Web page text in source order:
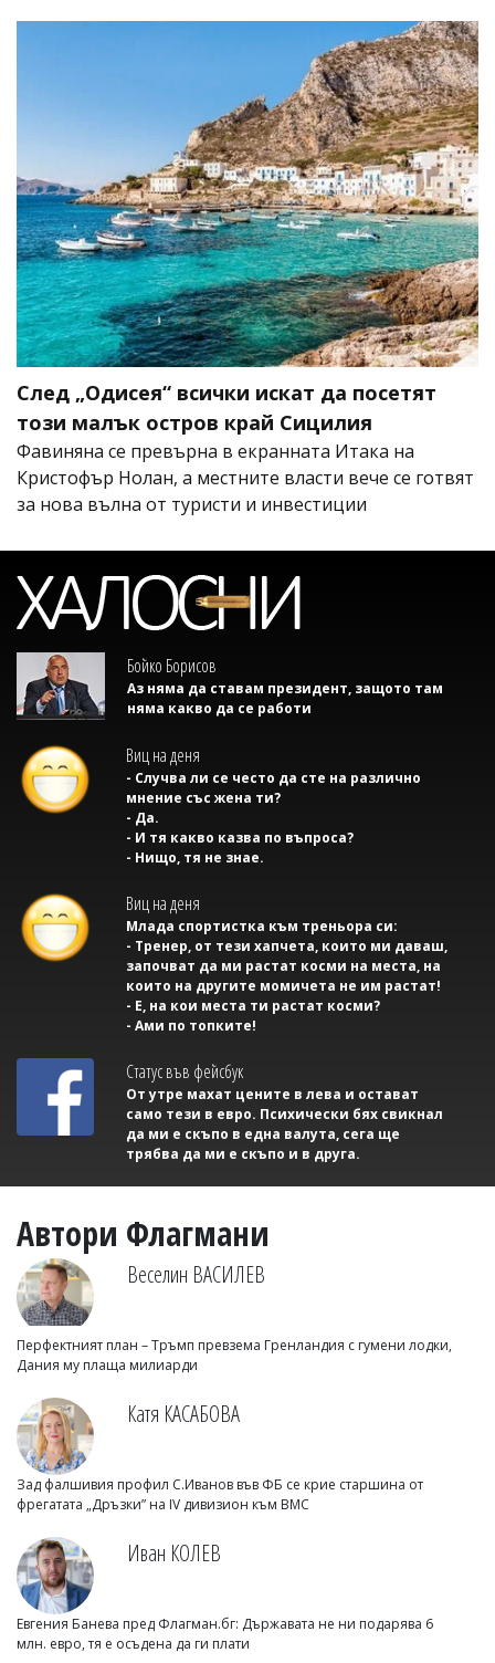
След „Одисея“ всички искат да посетят
този малък остров край Сицилия
Фавиняна се превърна в екранната Итака на
Кристофър Нолан, а местните власти вече се готвят
за нова вълна от туристи и инвестиции
Бойко Борисов
Аз няма да ставам президент, защото там
няма какво да се работи
Виц на деня
- Случва ли се често да сте на различно
мнение със жена ти?
- Да.
- И тя какво казва по въпроса?
- Нищо, тя не знае.
Виц на деня
Млада спортистка към треньора си:
- Тренер, от тези хапчета, които ми даваш,
започват да ми растат косми на места, на
които на другите момичета не им растат!
- Е, на кои места ти растат косми?
- Ами по топките!
Статус във фейсбук
От утре махат цените в лева и остават
само тези в евро. Психически бях свикнал
да ми е скъпо в една валута, сега ще
трябва да ми е скъпо и в друга.
Автори Флагмани
Веселин ВАСИЛЕВ
Перфектният план – Тръмп превзема Гренландия с гумени лодки,
Дания му плаща милиарди
Катя КАСАБОВА
Зад фалшивия профил С.Иванов във ФБ се крие старшина от
фрегатата „Дръзки” на IV дивизион към ВМС
Иван КОЛЕВ
Евгения Банева пред Флагман.бг: Държавата не ни подарява 6
млн. евро, тя е осъдена да ги плати